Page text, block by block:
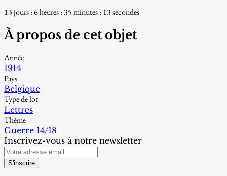
13 jours : 6 heures : 35 minutes : 12 secondes
À propos de cet objet
Année
1914
Pays
Belgique
Type de lot
Lettres
Thème
Guerre 14/18
Inscrivez-vous à notre newsletter
S'inscrire